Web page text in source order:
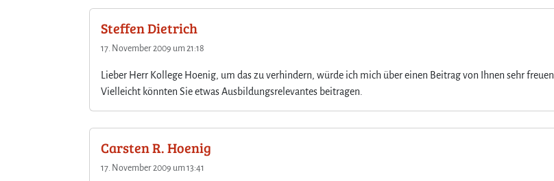
Steffen Dietrich
17. November 2009 um 21:18
Lieber Herr Kollege Hoenig, um das zu verhindern, würde ich mich über einen Beitrag von Ihnen sehr freuen.
Vielleicht könnten Sie etwas Ausbildungsrelevantes beitragen.
Carsten R. Hoenig
17. November 2009 um 13:41